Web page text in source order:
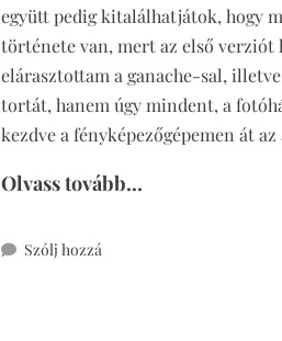
együtt pedig kitalálhatjátok, hogy
története van, mert az első verziót
elárasztottam a ganache-sal,
tortát, hanem úgy mindent, a
kezdve a fényképezőgépemen át
Olvass tovább...
Szólj hozzá